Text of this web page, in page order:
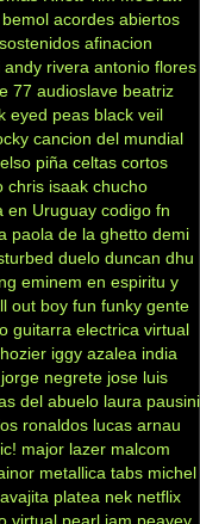
acordes abiertos
afinacion
andy rivera antonio flores
77 audioslave beatriz
eyed peas black veil
cancion del mundial
piña celtas cortos
chris isaak chucho
en Uruguay codigo fn
paola de la ghetto demi
duelo duncan dhu
eminem en espiritu y
out boy fun funky gente
guitarra electrica virtual
hozier iggy azalea india
jorge negrete jose luis
del abuelo laura pausini
ronaldos lucas arnau
major lazer malcom
metallica tabs michel
platea nek netflix